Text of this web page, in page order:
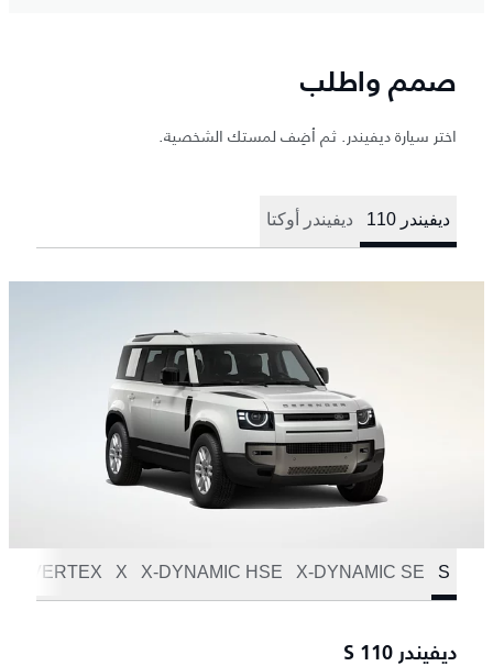
صمم واطلب
اختر سيارة ديفيندر. ثم أضِف لمستك الشخصية.
ديفيندر 110 ديفيندر أوكتا
S
X-DYNAMIC SE
X-DYNAMIC HSE
X
VERTEX
ديفيندر 110 S